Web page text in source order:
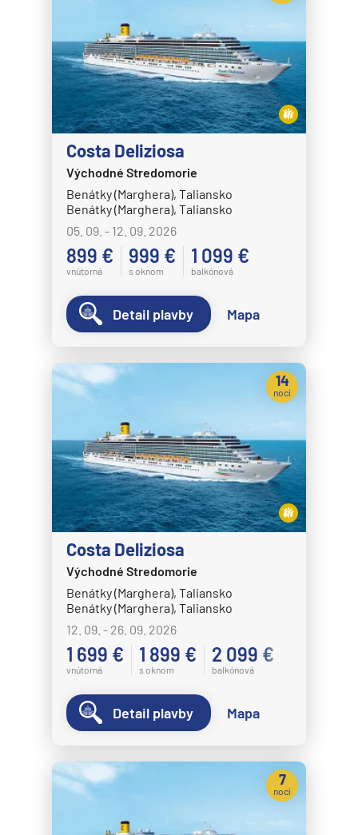
Disney Fantasy
Disney Magic
Disney Treasure
Disney Wish
Disney Wonder
Explora Journeys
Explora I
Explora II
Explora III
Explora IV
Explora V
Explora VI
Hapag-Lloyd Cruises
HANSEATIC inspiration
HANSEATIC nature
HANSEATIC spirit
MS Bremen
MS Europa
MS Europa 2
Holland America Line
MS Eurodam
MS Koningsdam
MS Nieuw Amsterdam
MS Nieuw Statendam
MS Oosterdam
MS Rotterdam
MS Volendam
MS Westerdam
MS Zaandam
Costa Deliziosa
Východné Stredomorie
Benátky (Marghera), Taliansko
Benátky (Marghera), Taliansko
05. 09. - 12. 09. 2026
899 €
vnútorná
999 €
s oknom
1 099 €
balkónová
Detail plavby Mapa
Costa Deliziosa
Východné Stredomorie
Benátky (Marghera), Taliansko
Benátky (Marghera), Taliansko
12. 09. - 26. 09. 2026
1 699 €
vnútorná
1 899 €
s oknom
2 099 €
balkónová
14
nocí
Detail plavby Mapa
7
nocí